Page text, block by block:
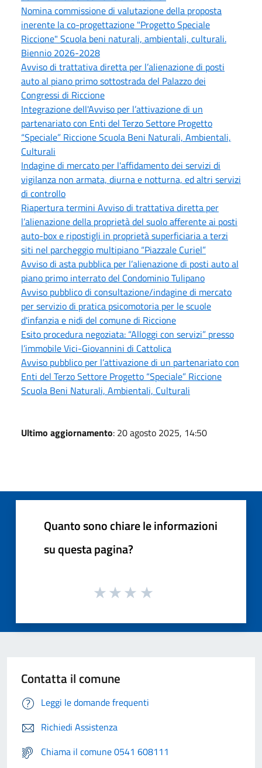
Nomina commissione di valutazione della proposta
inerente la co-progettazione "Progetto Speciale
Riccione" Scuola beni naturali, ambientali, culturali.
Biennio 2026-2028
Avviso di trattativa diretta per l’alienazione di posti
auto al piano primo sottostrada del Palazzo dei
Congressi di Riccione
Integrazione dell'Avviso per l’attivazione di un
partenariato con Enti del Terzo Settore Progetto
“Speciale” Riccione Scuola Beni Naturali, Ambientali,
Culturali
Indagine di mercato per l'affidamento dei servizi di
vigilanza non armata, diurna e notturna, ed altri servizi
di controllo
Riapertura termini Avviso di trattativa diretta per
l’alienazione della proprietà del suolo afferente ai posti
auto-box e ripostigli in proprietà superficiaria a terzi
siti nel parcheggio multipiano “Piazzale Curiel”
Avviso di asta pubblica per l’alienazione di posti auto al
piano primo interrato del Condominio Tulipano
Avviso pubblico di consultazione/indagine di mercato
per servizio di pratica psicomotoria per le scuole
d'infanzia e nidi del comune di Riccione
Esito procedura negoziata: “Alloggi con servizi” presso
l’immobile Vici-Giovannini di Cattolica
Avviso pubblico per l’attivazione di un partenariato con
Enti del Terzo Settore Progetto “Speciale” Riccione
Scuola Beni Naturali, Ambientali, Culturali
Ultimo aggiornamento: 20 agosto 2025, 14:50
Quanto sono chiare le informazioni
su questa pagina?
Contatta il comune
Leggi le domande frequenti
Richiedi Assistenza
Chiama il comune 0541 608111